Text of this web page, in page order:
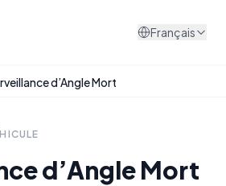
Français
d’Angle Mort
d’Angle Mort